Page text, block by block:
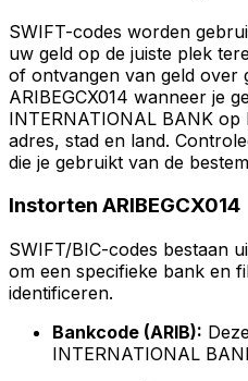
SWIFT-codes worden
uw geld op de juiste plek
of ontvangen van geld over
ARIBEGCX014 wanneer je
INTERNATIONAL BANK
adres, stad en land.
die je gebruikt van de
Instorten ARIBEGCX014
SWIFT/BIC-codes bestaan
om een specifieke bank en
identificeren.
Bankcode (ARIB):
INTERNATIONAL